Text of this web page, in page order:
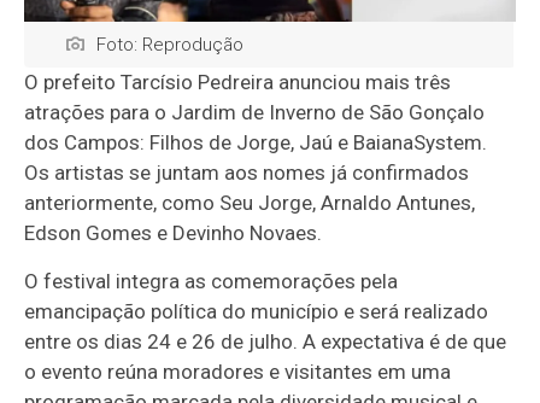
Foto: Reprodução
O prefeito Tarcísio Pedreira anunciou mais três
atrações para o Jardim de Inverno de São Gonçalo
dos Campos: Filhos de Jorge, Jaú e BaianaSystem.
Os artistas se juntam aos nomes já confirmados
anteriormente, como Seu Jorge, Arnaldo Antunes,
Edson Gomes e Devinho Novaes.
O festival integra as comemorações pela
emancipação política do município e será realizado
entre os dias 24 e 26 de julho. A expectativa é de que
o evento reúna moradores e visitantes em uma